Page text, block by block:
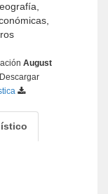
August
Descargar